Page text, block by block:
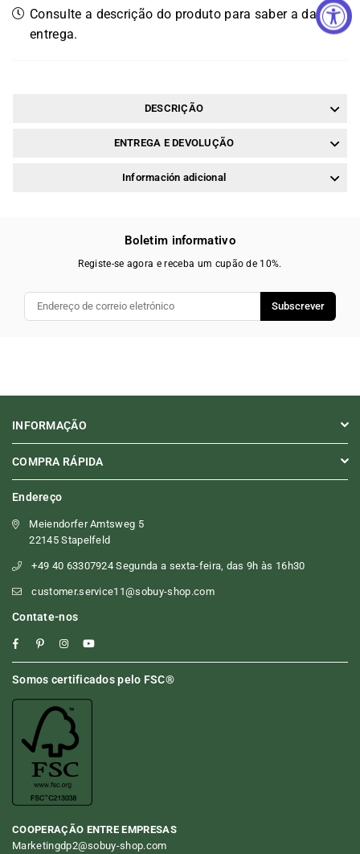
Consulte a descrição do produto para saber a data de
entrega.
DESCRIÇÃO
ENTREGA E DEVOLUÇÃO
Información adicional
Boletim informativo
Registe-se agora e receba um cupão de 10%.
Subscrever
INFORMAÇÃO
COMPRA RÁPIDA
Endereço
Meiendorfer Amtsweg 5
22145 Stapelfeld
+49 40 63307924 Segunda a sexta-feira, das 9h às 16h30
customer.service11@sobuy-shop.com
Contate-nos
FacebookPinterestInstagramYouTube
Somos certificados pelo FSC®
COOPERAÇÃO ENTRE EMPRESAS
Marketingdp2@sobuy-shop.com